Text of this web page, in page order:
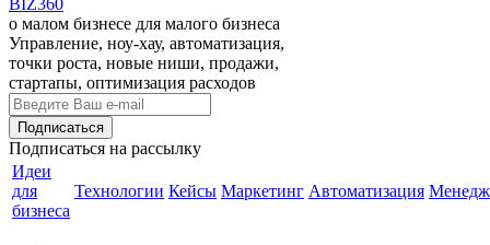
о малом бизнесе для малого бизнеса
Управление, ноу-хау, автоматизация,
точки роста, новые ниши, продажи,
стартапы, оптимизация расходов
Подписаться на рассылку
Идеи
для
бизнеса
Технологии Кейсы Маркетинг Автоматизация